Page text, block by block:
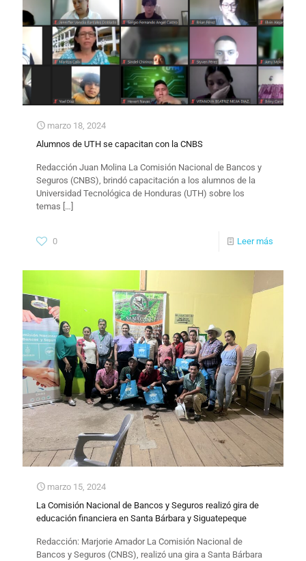
marzo 18, 2024
Alumnos de UTH se capacitan con la CNBS
​Redacción Juan Molina La Comisión Nacional de Bancos y
Seguros (CNBS), brindó capacitación a los alumnos de la
Universidad Tecnológica de Honduras (UTH) sobre los
temas […]
0 Leer más
marzo 15, 2024
La Comisión Nacional de Bancos y Seguros realizó gira de
educación financiera en Santa Bárbara y Siguatepeque
Redacción: Marjorie Amador La Comisión Nacional de
Bancos y Seguros (CNBS), realizó una gira a Santa Bárbara